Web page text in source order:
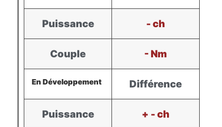
Puissance - ch
Couple - Nm
En Développement Différence
Puissance + - ch